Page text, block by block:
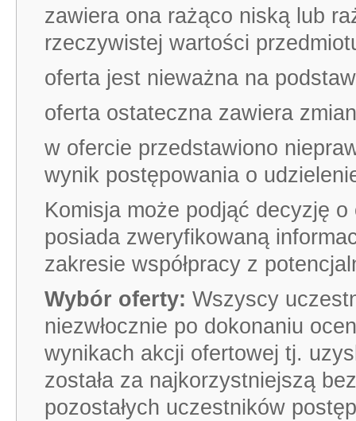
zawiera ona rażąco niską lub
rzeczywistej wartości
oferta jest nieważna na
oferta ostateczna zawiera
w ofercie przedstawiono
wynik postępowania o
Komisja może podjąć decyzję
posiada zweryfikowaną
zakresie współpracy z
Wybór oferty: Wszyscy
niezwłocznie po dokonaniu
wynikach akcji ofertowej tj.
została za najkorzystniejszą
pozostałych uczestników